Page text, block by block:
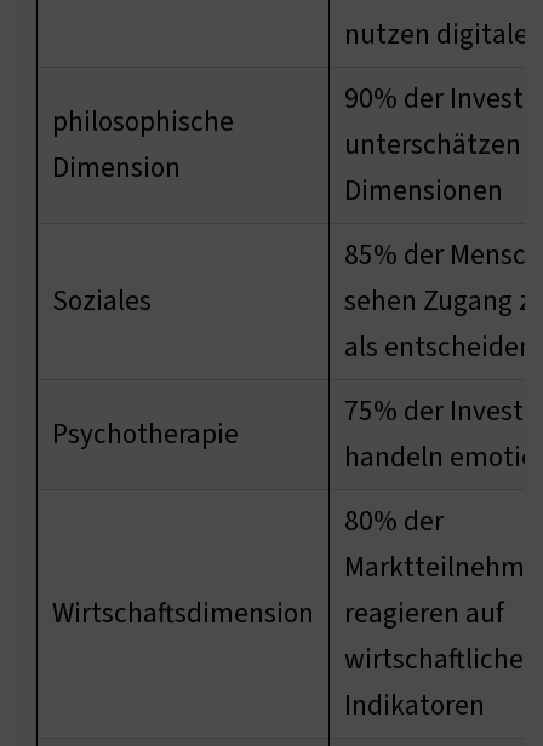
nutzen digitale
philosophische
Dimension
90% der
unterschätzen
Dimensionen
Soziales
85% der
sehen Zugang
als
Psychotherapie
75% der
handeln
Wirtschaftsdimension
80% der
reagieren auf
wirtschaftliche
Indikatoren